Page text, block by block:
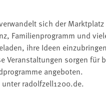
sich der
Familienprogramm und
ihre Ideen
Veranstaltungen sorgen für
angeboten.
radolfzell1200.de.